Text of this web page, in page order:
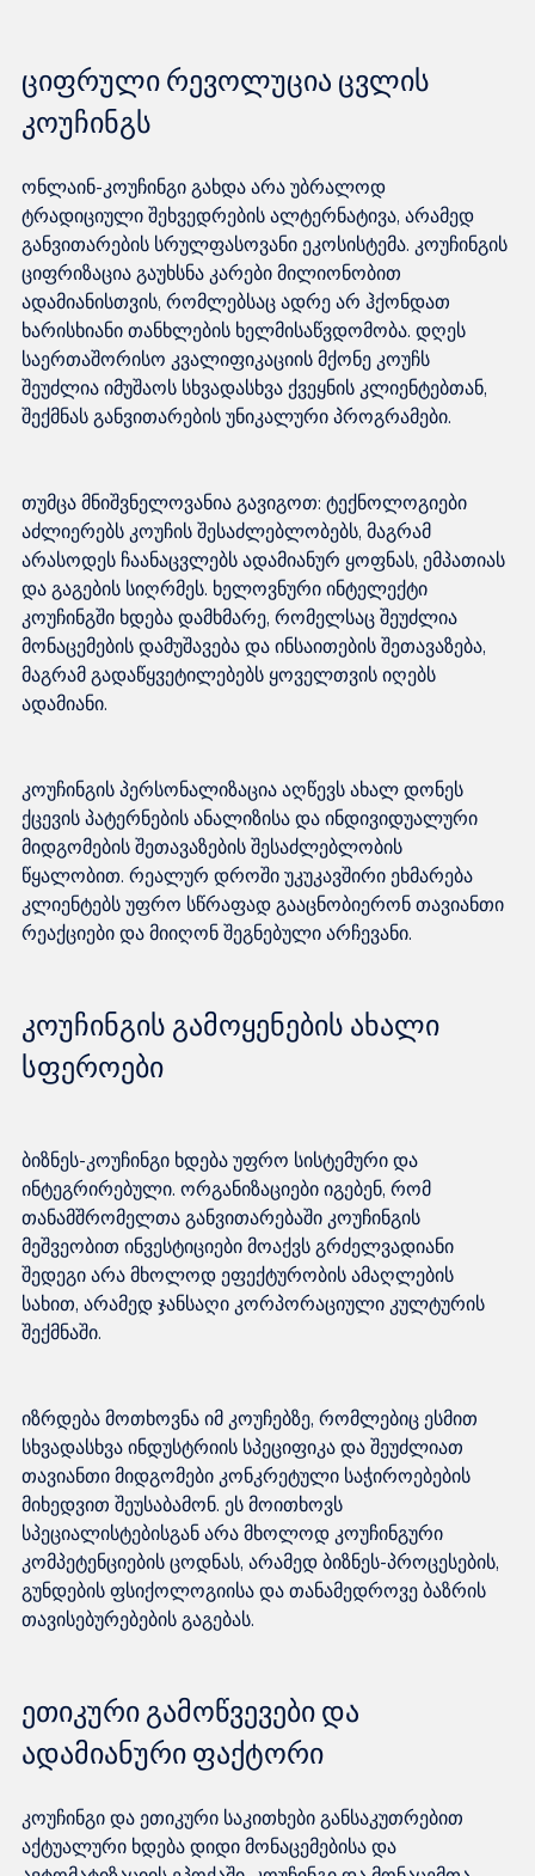
ციფრული რევოლუცია ცვლის
კოუჩინგს
ონლაინ-კოუჩინგი გახდა არა უბრალოდ
ტრადიციული შეხვედრების ალტერნატივა, არამედ
განვითარების სრულფასოვანი ეკოსისტემა. კოუჩინგის
ციფრიზაცია გაუხსნა კარები მილიონობით
ადამიანისთვის, რომლებსაც ადრე არ ჰქონდათ
ხარისხიანი თანხლების ხელმისაწვდომობა. დღეს
საერთაშორისო კვალიფიკაციის მქონე კოუჩს
შეუძლია იმუშაოს სხვადასხვა ქვეყნის კლიენტებთან,
თუმცა მნიშვნელოვანია გავიგოთ: ტექნოლოგიები
აძლიერებს კოუჩის შესაძლებლობებს, მაგრამ
არასოდეს ჩაანაცვლებს ადამიანურ ყოფნას, ემპათიას
და გაგების სიღრმეს. ხელოვნური ინტელექტი
კოუჩინგში ხდება დამხმარე, რომელსაც შეუძლია
მონაცემების დამუშავება და ინსაითების შეთავაზება,
მაგრამ გადაწყვეტილებებს ყოველთვის იღებს
კოუჩინგის პერსონალიზაცია აღწევს ახალ დონეს
ქცევის პატერნების ანალიზისა და ინდივიდუალური
მიდგომების შეთავაზების შესაძლებლობის
წყალობით. რეალურ დროში უკუკავშირი ეხმარება
კლიენტებს უფრო სწრაფად გააცნობიერონ თავიანთი
კოუჩინგის გამოყენების ახალი
სფეროები
ბიზნეს-კოუჩინგი ხდება უფრო სისტემური და
ინტეგრირებული. ორგანიზაციები იგებენ, რომ
თანამშრომელთა განვითარებაში კოუჩინგის
მეშვეობით ინვესტიციები მოაქვს გრძელვადიანი
შედეგი არა მხოლოდ ეფექტურობის ამაღლების
სახით, არამედ ჯანსაღი კორპორაციული კულტურის
იზრდება მოთხოვნა იმ კოუჩებზე, რომლებიც ესმით
სხვადასხვა ინდუსტრიის სპეციფიკა და შეუძლიათ
თავიანთი მიდგომები კონკრეტული საჭიროებების
მიხედვით შეუსაბამონ. ეს მოითხოვს
სპეციალისტებისგან არა მხოლოდ კოუჩინგური
კომპეტენციების ცოდნას, არამედ ბიზნეს-პროცესების,
გუნდების ფსიქოლოგიისა და თანამედროვე ბაზრის
ეთიკური გამოწვევები და
ადამიანური ფაქტორი
კოუჩინგი და ეთიკური საკითხები განსაკუთრებით
აქტუალური ხდება დიდი მონაცემებისა და